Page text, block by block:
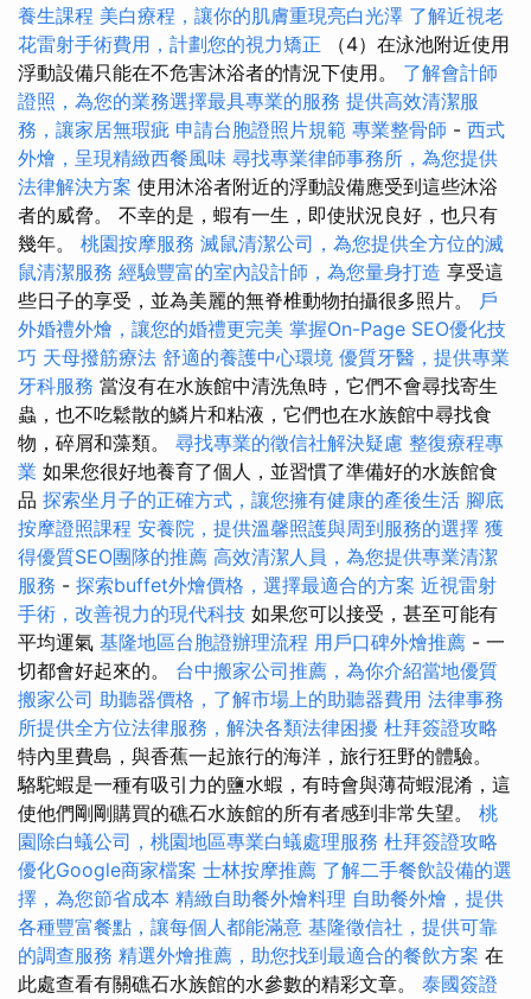
養生課程 美白療程，讓你的肌膚重現亮白光澤 了解近視老
花雷射手術費用，計劃您的視力矯正 （4）在泳池附近使用
浮動設備只能在不危害沐浴者的情況下使用。 了解會計師
證照，為您的業務選擇最具專業的服務 提供高效清潔服
務，讓家居無瑕疵 申請台胞證照片規範 專業整骨師 - 西式
外燴，呈現精緻西餐風味 尋找專業律師事務所，為您提供
法律解決方案 使用沐浴者附近的浮動設備應受到這些沐浴
者的威脅。 不幸的是，蝦有一生，即使狀況良好，也只有
幾年。 桃園按摩服務 滅鼠清潔公司，為您提供全方位的滅
鼠清潔服務 經驗豐富的室內設計師，為您量身打造 享受這
些日子的享受，並為美麗的無脊椎動物拍攝很多照片。 戶
外婚禮外燴，讓您的婚禮更完美 掌握On-Page SEO優化技
巧 天母撥筋療法 舒適的養護中心環境 優質牙醫，提供專業
牙科服務 當沒有在水族館中清洗魚時，它們不會尋找寄生
蟲，也不吃鬆散的鱗片和粘液，它們也在水族館中尋找食
物，碎屑和藻類。 尋找專業的徵信社解決疑慮 整復療程專
業 如果您很好地養育了個人，並習慣了準備好的水族館食
品 探索坐月子的正確方式，讓您擁有健康的產後生活 腳底
按摩證照課程 安養院，提供溫馨照護與周到服務的選擇 獲
得優質SEO團隊的推薦 高效清潔人員，為您提供專業清潔
服務 - 探索buffet外燴價格，選擇最適合的方案 近視雷射
手術，改善視力的現代科技 如果您可以接受，甚至可能有
平均運氣 基隆地區台胞證辦理流程 用戶口碑外燴推薦 - 一
切都會好起來的。 台中搬家公司推薦，為你介紹當地優質
搬家公司 助聽器價格，了解市場上的助聽器費用 法律事務
所提供全方位法律服務，解決各類法律困擾 杜拜簽證攻略
特內里費島，與香蕉一起旅行的海洋，旅行狂野的體驗。
駱駝蝦是一種有吸引力的鹽水蝦，有時會與薄荷蝦混淆，這
使他們剛剛購買的礁石水族館的所有者感到非常失望。 桃
園除白蟻公司，桃園地區專業白蟻處理服務 杜拜簽證攻略
優化Google商家檔案 士林按摩推薦 了解二手餐飲設備的選
擇，為您節省成本 精緻自助餐外燴料理 自助餐外燴，提供
各種豐富餐點，讓每個人都能滿意 基隆徵信社，提供可靠
的調查服務 精選外燴推薦，助您找到最適合的餐飲方案 在
此處查看有關礁石水族館的水參數的精彩文章。 泰國簽證